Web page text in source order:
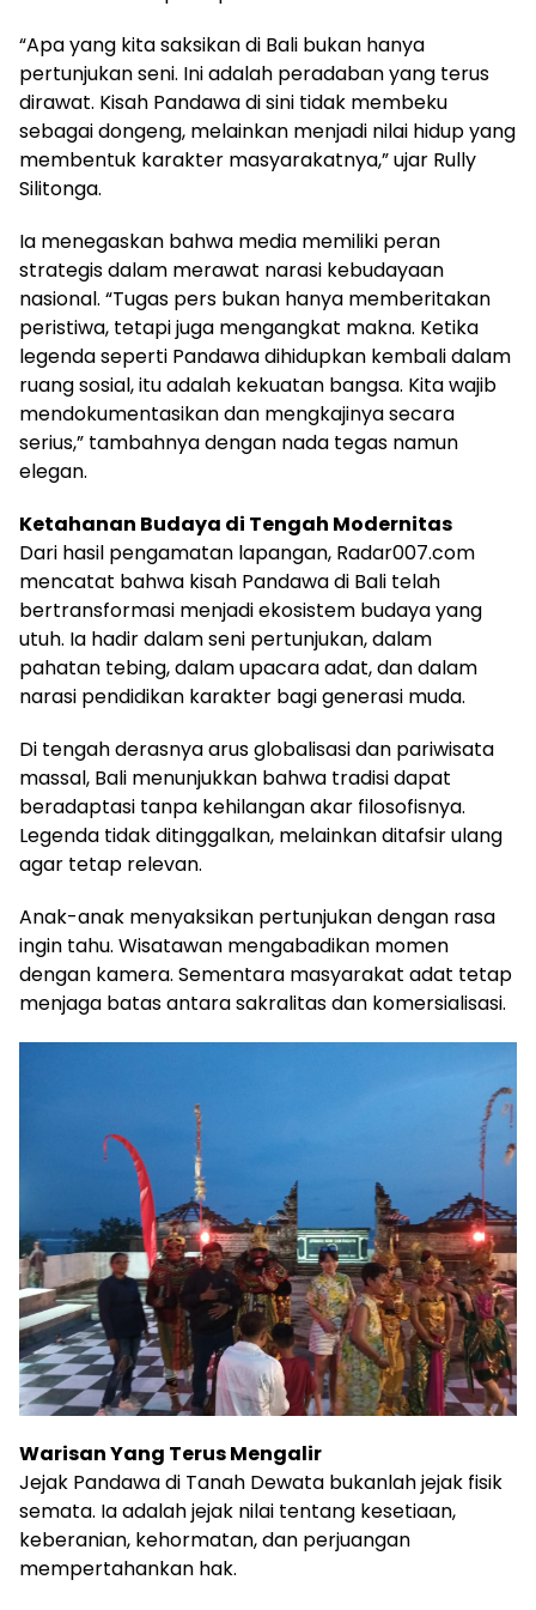
“Apa yang kita saksikan di Bali bukan hanya
pertunjukan seni. Ini adalah peradaban yang terus
dirawat. Kisah Pandawa di sini tidak membeku
sebagai dongeng, melainkan menjadi nilai hidup yang
membentuk karakter masyarakatnya,” ujar Rully
Silitonga.
Ia menegaskan bahwa media memiliki peran
strategis dalam merawat narasi kebudayaan
nasional. “Tugas pers bukan hanya memberitakan
peristiwa, tetapi juga mengangkat makna. Ketika
legenda seperti Pandawa dihidupkan kembali dalam
ruang sosial, itu adalah kekuatan bangsa. Kita wajib
mendokumentasikan dan mengkajinya secara
serius,” tambahnya dengan nada tegas namun
elegan.
Ketahanan Budaya di Tengah Modernitas
Dari hasil pengamatan lapangan, Radar007.com
mencatat bahwa kisah Pandawa di Bali telah
bertransformasi menjadi ekosistem budaya yang
utuh. Ia hadir dalam seni pertunjukan, dalam
pahatan tebing, dalam upacara adat, dan dalam
narasi pendidikan karakter bagi generasi muda.
Di tengah derasnya arus globalisasi dan pariwisata
massal, Bali menunjukkan bahwa tradisi dapat
beradaptasi tanpa kehilangan akar filosofisnya.
Legenda tidak ditinggalkan, melainkan ditafsir ulang
agar tetap relevan.
Anak-anak menyaksikan pertunjukan dengan rasa
ingin tahu. Wisatawan mengabadikan momen
dengan kamera. Sementara masyarakat adat tetap
menjaga batas antara sakralitas dan komersialisasi.
Warisan Yang Terus Mengalir
Jejak Pandawa di Tanah Dewata bukanlah jejak fisik
semata. Ia adalah jejak nilai tentang kesetiaan,
keberanian, kehormatan, dan perjuangan
mempertahankan hak.